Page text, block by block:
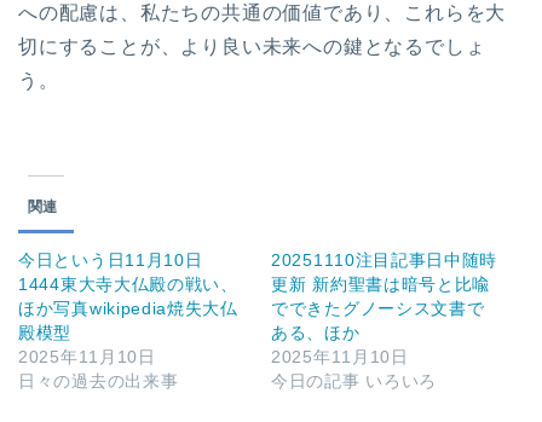
への配慮は、私たちの共通の価値であり、これらを大
切にすることが、より良い未来への鍵となるでしょ
う。
関連
今日という日11月10日
1444東大寺大仏殿の戦い、
ほか写真wikipedia焼失大仏
殿模型
2025年11月10日
日々の過去の出来事
20251110注目記事日中随時
更新 新約聖書は暗号と比喩
でできたグノーシス文書で
ある、ほか
2025年11月10日
今日の記事 いろいろ